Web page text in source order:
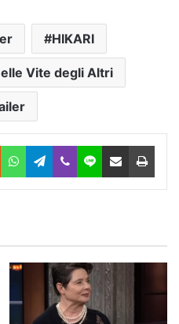
HIKARI
Vite degli Altri
RedditWhatsAppTelegram
ViberLine Condividi via Email